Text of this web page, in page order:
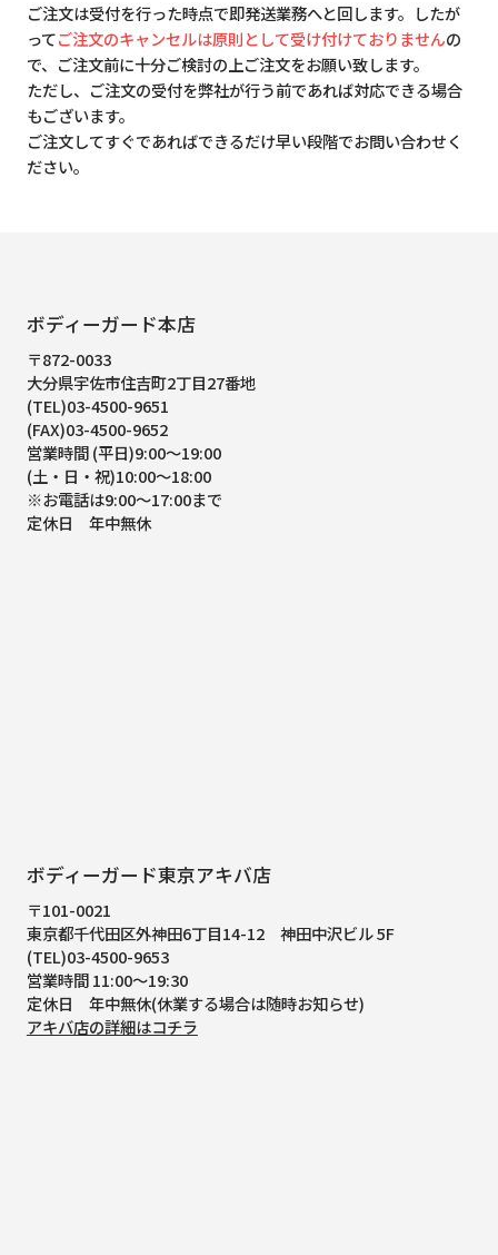
ご注文は受付を行った時点で即発送業務へと回します。したが
ってご注文のキャンセルは原則として受け付けておりませんの
で、ご注文前に十分ご検討の上ご注文をお願い致します。
ただし、ご注文の受付を弊社が行う前であれば対応できる場合
もございます。
ご注文してすぐであればできるだけ早い段階でお問い合わせく
ださい。
ボディーガード本店
〒872-0033
大分県宇佐市住吉町2丁目27番地
(TEL)03-4500-9651
(FAX)03-4500-9652
営業時間 (平日)9:00～19:00
(土・日・祝)10:00～18:00
※お電話は9:00～17:00まで
定休日 年中無休
ボディーガード東京アキバ店
〒101-0021
東京都千代田区外神田6丁目14-12 神田中沢ビル 5F
(TEL)03-4500-9653
営業時間 11:00～19:30
定休日 年中無休(休業する場合は随時お知らせ)
アキバ店の詳細はコチラ